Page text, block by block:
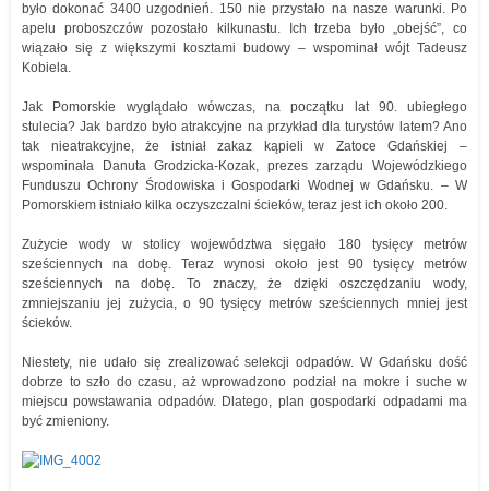
było dokonać 3400 uzgodnień. 150 nie przystało na nasze warunki. Po
apelu proboszczów pozostało kilkunastu. Ich trzeba było „obejść”, co
wiązało się z większymi kosztami budowy – wspominał wójt Tadeusz
Kobiela.
Jak Pomorskie wyglądało wówczas, na początku lat 90. ubiegłego
stulecia? Jak bardzo było atrakcyjne na przykład dla turystów latem? Ano
tak nieatrakcyjne, że istniał zakaz kąpieli w Zatoce Gdańskiej –
wspominała Danuta Grodzicka-Kozak, prezes zarządu Wojewódzkiego
Funduszu Ochrony Środowiska i Gospodarki Wodnej w Gdańsku. – W
Pomorskiem istniało kilka oczyszczalni ścieków, teraz jest ich około 200.
Zużycie wody w stolicy województwa sięgało 180 tysięcy metrów
sześciennych na dobę. Teraz wynosi około jest 90 tysięcy metrów
sześciennych na dobę. To znaczy, że dzięki oszczędzaniu wody,
zmniejszaniu jej zużycia, o 90 tysięcy metrów sześciennych mniej jest
ścieków.
Niestety, nie udało się zrealizować selekcji odpadów. W Gdańsku dość
dobrze to szło do czasu, aż wprowadzono podział na mokre i suche w
miejscu powstawania odpadów. Dlatego, plan gospodarki odpadami ma
być zmieniony.